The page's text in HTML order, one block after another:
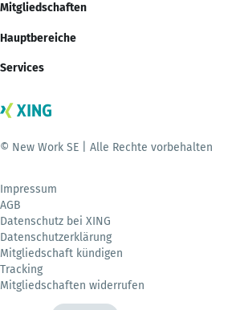
Mitgliedschaften
Hauptbereiche
Services
© New Work SE | Alle Rechte vorbehalten
Impressum
AGB
Datenschutz bei XING
Datenschutzerklärung
Mitgliedschaft kündigen
Tracking
Mitgliedschaften widerrufen